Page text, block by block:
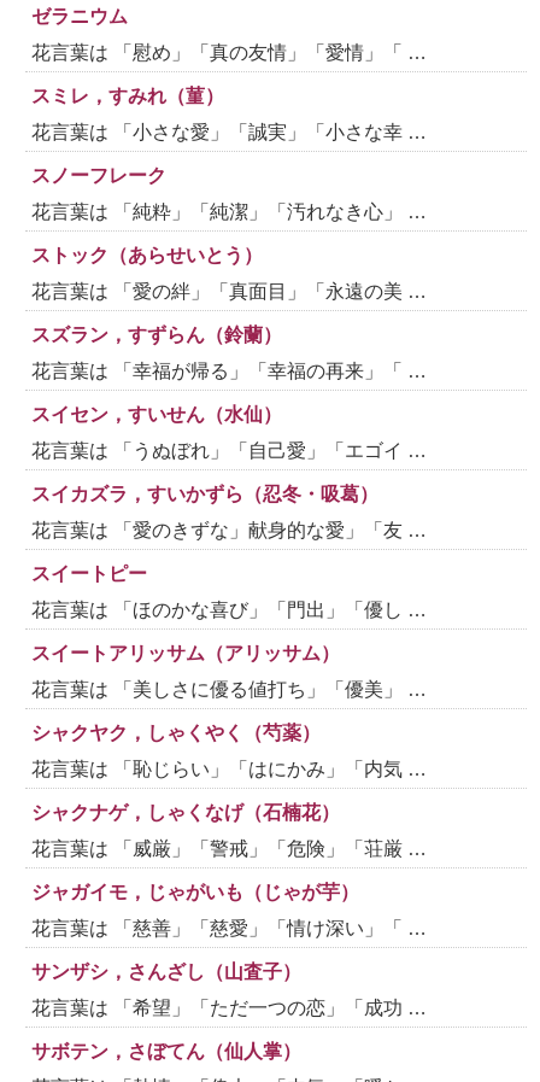
ゼラニウム
花言葉は 「慰め」「真の友情」「愛情」「 …
スミレ，すみれ（菫）
花言葉は 「小さな愛」「誠実」「小さな幸 …
スノーフレーク
花言葉は 「純粋」「純潔」「汚れなき心」 …
ストック（あらせいとう）
花言葉は 「愛の絆」「真面目」「永遠の美 …
スズラン，すずらん（鈴蘭）
花言葉は 「幸福が帰る」「幸福の再来」「 …
スイセン，すいせん（水仙）
花言葉は 「うぬぼれ」「自己愛」「エゴイ …
スイカズラ，すいかずら（忍冬・吸葛）
花言葉は 「愛のきずな」献身的な愛」「友 …
スイートピー
花言葉は 「ほのかな喜び」「門出」「優し …
スイートアリッサム（アリッサム）
花言葉は 「美しさに優る値打ち」「優美」 …
シャクヤク，しゃくやく（芍薬）
花言葉は 「恥じらい」「はにかみ」「内気 …
シャクナゲ，しゃくなげ（石楠花）
花言葉は 「威厳」「警戒」「危険」「荘厳 …
ジャガイモ，じゃがいも（じゃが芋）
花言葉は 「慈善」「慈愛」「情け深い」「 …
サンザシ，さんざし（山査子）
花言葉は 「希望」「ただ一つの恋」「成功 …
サボテン，さぼてん（仙人掌）